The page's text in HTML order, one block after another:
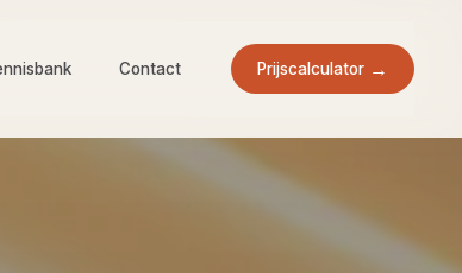
Contact Prijscalculator